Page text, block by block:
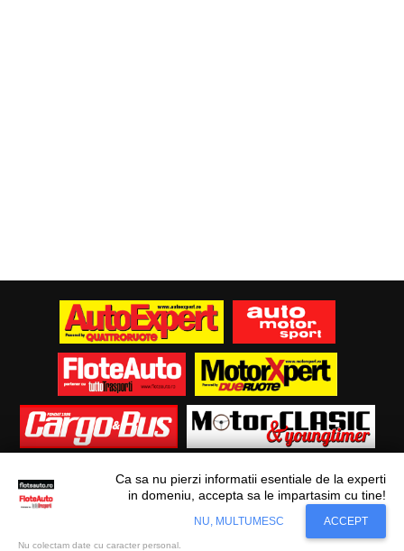
© Flote Auto. Toate drepturile rezervate.
JuridicFinanciarAnalize De Piață Transporturi
Situl nostru utilizeaza cookies. Ce inseamna
Accept
Ca sa nu pierzi informatii esentiale de la experti
in domeniu, accepta sa le impartasim cu tine!
NU, MULTUMESC ACCEPT
Nu colectam date cu caracter personal.